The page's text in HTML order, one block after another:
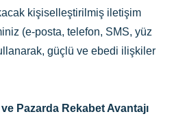
kişiselleştirilmiş iletişim
(e-posta, telefon, SMS, yüz
güçlü ve ebedi ilişkiler
Pazarda Rekabet Avantajı